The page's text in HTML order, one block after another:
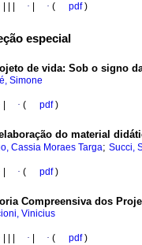
· · ( pdf)
especial
de vida: Sob o signo
Simone
· ( pdf)
do material
Cassia Moraes Targa; Succi,
· ( pdf)
Compreensiva dos
Vinicius
· · ( pdf)